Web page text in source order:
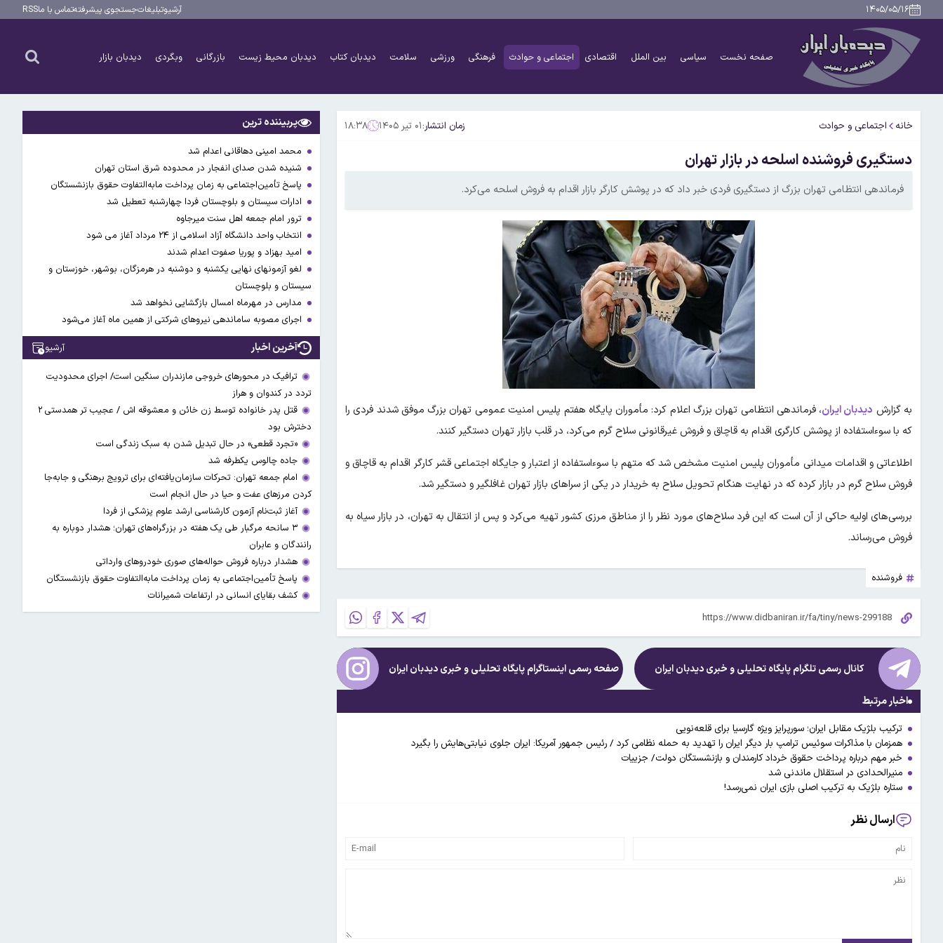
۱۴۰۵/۰۵/۱۶ آرشیوتبلیغاتجستجوی پیشرفتهتماس با ماRSS
صفحه نخست سیاسی بین الملل اقتصادی اجتماعی و حوادث فرهنگی ورزشی سلامت دیدبان کتاب دیدبان محیط زیست بازرگانی وبگردی دیدبان بازار
خانه اجتماعی و حوادث زمان انتشار:۰۱ تیر ۱۴۰۵ ۱۸:۳۸
دستگیری فروشنده اسلحه در بازار تهران
فرماندهی انتظامی تهران بزرگ از دستگیری فردی خبر داد که در پوشش کارگر بازار اقدام به فروش اسلحه می‌کرد.
به گزارش دیدبان ایران،فرماندهی انتظامی تهران بزرگ اعلام کرد: مأموران پایگاه هفتم پلیس امنیت عمومی تهران بزرگ موفق شدند فردی را
که با سوءاستفاده از پوشش کارگری اقدام به قاچاق و فروش غیرقانونی سلاح گرم می‌کرد، در قلب بازار تهران دستگیر کنند.
اطلاعاتی و اقدامات میدانی مأموران پلیس امنیت مشخص شد که متهم با سوءاستفاده از اعتبار و جایگاه اجتماعی قشر کارگر اقدام به قاچاق و
فروش سلاح گرم در بازار کرده که در نهایت هنگام تحویل سلاح به خریدار در یکی از سراهای بازار تهران غافلگیر و دستگیر شد.
بررسی‌های اولیه حاکی از آن است که این فرد سلاح‌های مورد نظر را از مناطق مرزی کشور تهیه می‌کرد و پس از انتقال به تهران، در بازار سیاه به
فروش می‌رساند.
فروشنده
کانال رسمی تلگرام پایگاه تحلیلی و خبریدیدبان ایران صفحه رسمی اینستاگرام پایگاه تحلیلی و خبریدیدبان ایران
اخبار مرتبط
ترکیب بلژیک مقابل ایران؛ سورپرایز ویژه گارسیا برای قلعه‌نویی
همزمان با مذاکرات سوئیس ترامپ بار دیگر ایران را تهدید به حمله نظامی کرد / رئیس جمهور آمریکا: ایران جلوی نیابتی‌هایش را بگیرد
خبر مهم درباره پرداخت حقوق خرداد کارمندان و بازنشستگان دولت/ جزییات
منیرالحدادی در استقلال ماندنی شد
ستاره بلژیک به ترکیب اصلی بازی ایران نمی‌رسد!
ارسال نظر
پربیننده ترین
محمد امینی دهاقانی اعدام شد
شنیده شدن صدای انفجار در محدوده شرق استان تهران
پاسخ تأمین‌اجتماعی به زمان پرداخت مابه‌التفاوت حقوق بازنشستگان
ادارات سیستان و بلوچستان فردا چهارشنبه تعطیل شد
ترور امام جمعه اهل سنت میرجاوه
انتخاب واحد دانشگاه آزاد اسلامی از ۲۴ مرداد آغاز می شود
امید بهزاد و پوریا صفوت اعدام شدند
لغو آزمونهای نهایی یکشنبه و دوشنبه در هرمزگان، بوشهر، خوزستان و
سیستان و بلوچستان
مدارس در مهرماه امسال بازگشایی نخواهد شد
اجرای مصوبه ساماندهی نیرو‌های شرکتی از همین ماه آغاز می‌شود
آخرین اخبار آرشیو
ترافیک در محورهای خروجی مازندران سنگین است/ اجرای محدودیت
تردد در کندوان و هراز
قتل پدر خانواده توسط زن خائن و معشوقه اش / عجیب تر همدستی ۲
دخترش بود
«تجرد قطعی» در حال تبدیل شدن به سبک زندگی است
جاده چالوس یکطرفه شد
امام جمعه تهران: تحرکات سازمان‌یافته‌ای برای ترویج برهنگی و جابه‌جا
کردن مرزهای عفت و حیا در حال انجام است
آغاز ثبت‌نام‌ آزمون کارشناسی ارشد علوم پزشکی از فردا
۳ سانحه مرگبار طی یک هفته در بزرگراه‌های تهران؛ هشدار دوباره به
رانندگان و عابران
هشدار درباره فروش حواله‌های صوری خودروهای وارداتی
پاسخ تأمین‌اجتماعی به زمان پرداخت مابه‌التفاوت حقوق بازنشستگان
کشف بقایای انسانی در ارتفاعات شمیرانات